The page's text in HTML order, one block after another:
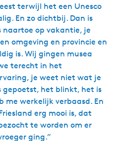
terwijl het een Unesco
En zo dichtbij. Dan is
naartoe op vakantie, je
omgeving en provincie en
is. Wij gingen musea
terecht in het
je weet niet wat je
gepoetst, het blinkt, het is
me werkelijk verbaasd. En
erg mooi is, dat
te worden om er
ging.”